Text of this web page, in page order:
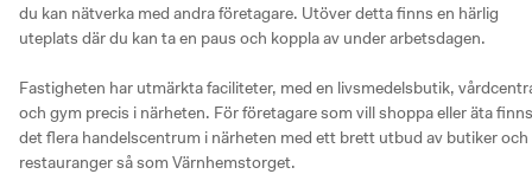
du kan nätverka med andra företagare. Utöver detta finns en härlig
uteplats där du kan ta en paus och koppla av under arbetsdagen.
Fastigheten har utmärkta faciliteter, med en livsmedelsbutik,
och gym precis i närheten. För företagare som vill shoppa eller äta finns
det flera handelscentrum i närheten med ett brett utbud av butiker och
restauranger så som Värnhemstorget.